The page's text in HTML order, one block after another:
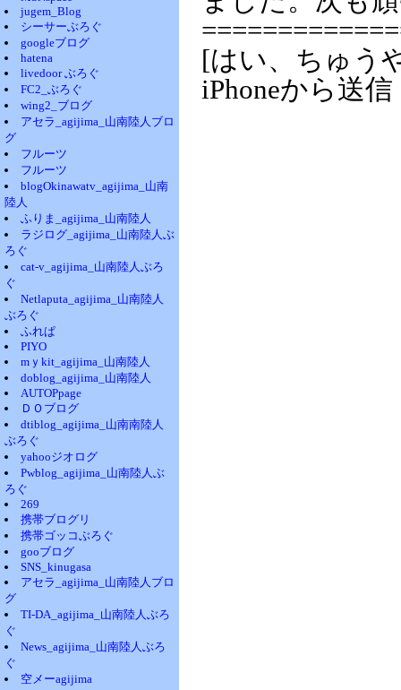
jugem_Blog
シーサーぶろぐ
googleブログ
hatena
livedoor ぶろぐ
FC2_ぶろぐ
wing2_ブログ
アセラ_agijima_山南陸人ブロ
グ
フルーツ
フルーツ
blogOkinawatv_agijima_山南
陸人
ふりま_agijima_山南陸人
ラジログ_agijima_山南陸人ぶ
ろぐ
cat-v_agijima_山南陸人ぶろ
ぐ
Netlaputa_agijima_山南陸人
ぶろぐ
ふれぱ
PIYO
mｙkit_agijima_山南陸人
doblog_agijima_山南陸人
AUTOPpage
ＤＯブログ
dtiblog_agijima_山南南陸人
ぶろぐ
yahooジオログ
Pwblog_agijima_山南陸人ぶ
ろぐ
269
携帯ブログリ
携帯ゴッコぶろぐ
gooブログ
SNS_kinugasa
アセラ_agijima_山南陸人ブロ
グ
TI-DA_agijima_山南陸人ぶろ
ぐ
News_agijima_山南陸人ぶろ
ぐ
空メーagijima
[はい、ちゅう
iPhoneから送信